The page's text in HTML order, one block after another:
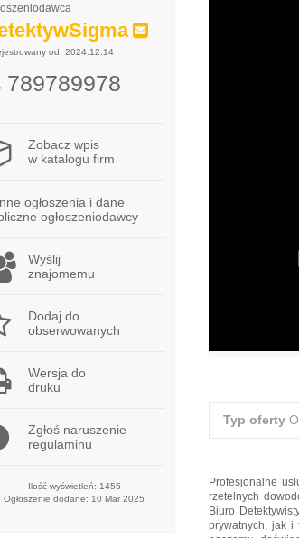
Typ oferty
Profesjonalne
rzetelnych
Biuro
prywatnych, jak i
od: 2024.12.14
789789978
Zobacz wpis
w katalogu firm
ogłoszenia i dane
ogłoszeniodawcy
Wyślij
znajomemu
Dodaj do
obserwowanych
Wersja do
druku
Zgłoś naruszenie
regulaminu
Ilość wyświetleń: 1455
Ogłoszenie dodane: 10 Mar 2025